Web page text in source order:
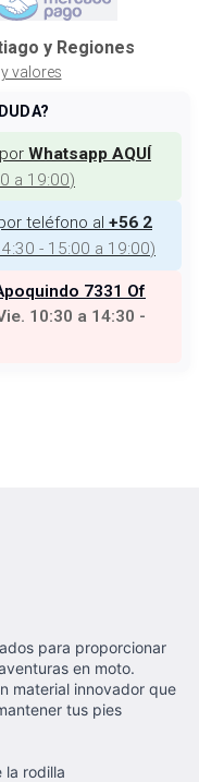
y Regiones
valores
Whatsapp AQUÍ
a 19:00)
teléfono al +56 2
- 15:00 a 19:00)
7331 Of
10:30 a 14:30 -
para proporcionar
en moto.
material innovador que
tus pies
la rodilla